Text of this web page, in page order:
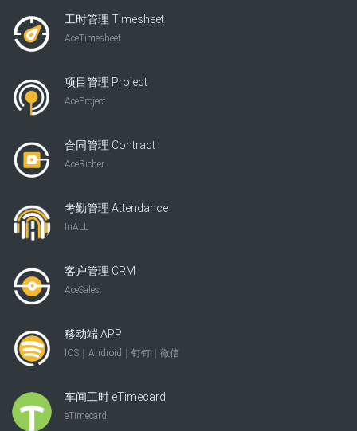
工时管理 Timesheet
AceTimesheet
项目管理 Project
AceProject
合同管理 Contract
AceRicher
考勤管理 Attendance
InALL
客户管理 CRM
AceSales
移动端 APP
IOS｜Android｜钉钉｜微信
车间工时 eTimecard
eTimecard